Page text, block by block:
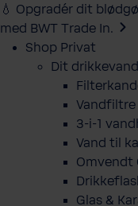
💧 Opgradér dit
med BWT Trade In.
Shop Privat
Dit drikkevand
Vandfiltre
3-i-1
Vand til
Omvendt
Glas &